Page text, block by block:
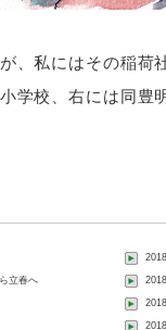
、私にはその稲荷
学校、右には同豊
立春へ